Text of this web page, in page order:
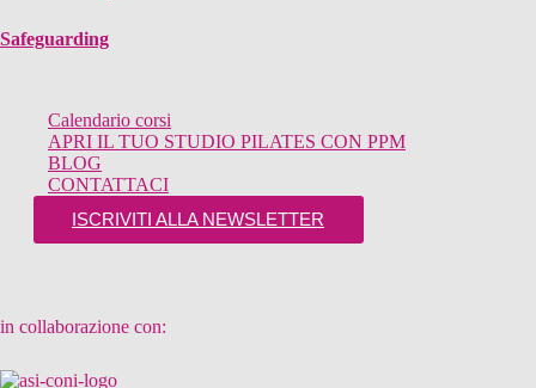
Safeguarding
Calendario corsi
APRI IL TUO STUDIO PILATES CON PPM
BLOG
CONTATTACI
ISCRIVITI ALLA NEWSLETTER
in collaborazione con: